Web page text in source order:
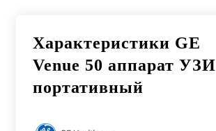
Характеристики GE
Venue 50 аппарат УЗИ
портативный